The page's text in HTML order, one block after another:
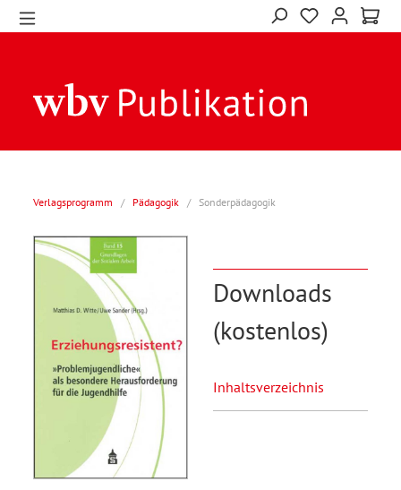
Verlagsprogramm / Pädagogik / Sonderpädagogik
Downloads
(kostenlos)
Inhaltsverzeichnis